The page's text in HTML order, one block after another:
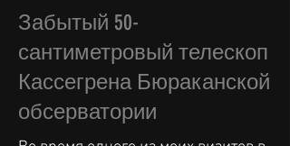
Забытый 50-
сантиметровый телескоп
Кассегрена Бюраканской
обсерватории